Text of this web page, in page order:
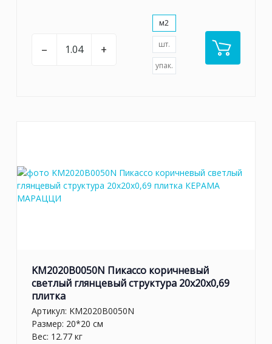
– +
м2
шт.
упак.
KM2020B0050N Пикассо коричневый
светлый глянцевый структура 20x20x0,69
плитка
Артикул: KM2020B0050N
Размер: 20*20 см
Вес: 12.77 кг